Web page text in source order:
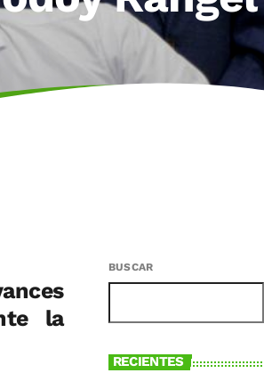
la
BUSCAR
RECIENTES